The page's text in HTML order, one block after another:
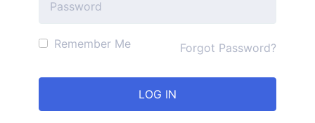
Remember Me Forgot Password?